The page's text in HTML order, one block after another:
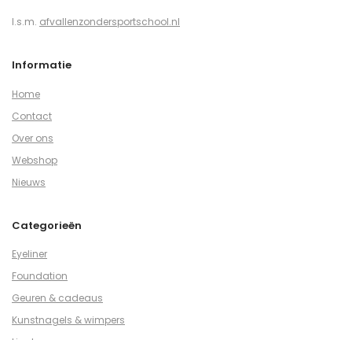
I.s.m. afvallenzondersportschool.nl
Informatie
Home
Contact
Over ons
Webshop
Nieuws
Categorieën
Eyeliner
Foundation
Geuren & cadeaus
Kunstnagels & wimpers